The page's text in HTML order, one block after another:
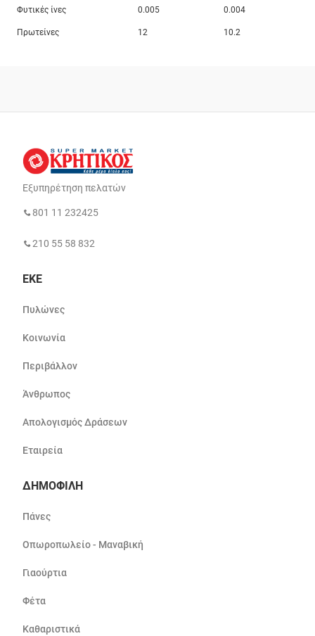
Φυτικές ίνες 0.005 0.004
Πρωτείνες 12 10.2
Εξυπηρέτηση πελατών
801 11 232425
210 55 58 832
ΕΚΕ
Πυλώνες
Κοινωνία
Περιβάλλον
Άνθρωπος
Απολογισμός Δράσεων
Εταιρεία
ΔΗΜΟΦΙΛΗ
Πάνες
Οπωροπωλείο - Μαναβική
Γιαούρτια
Φέτα
Καθαριστικά